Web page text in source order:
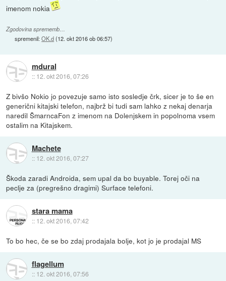
imenom nokia
Zgodovina sprememb…
spremenil:OK.d(12. okt 2016 ob 06:57)
mdural
:: 12. okt 2016, 07:26
Z bivšo Nokio jo povezuje samo isto sosledje črk, sicer je to še en
generični kitajski telefon, najbrž bi tudi sam lahko z nekaj denarja
naredil ŠmarncaFon z imenom na Dolenjskem in popolnoma vsem
ostalim na Kitajskem.
Machete
:: 12. okt 2016, 07:27
Škoda zaradi Androida, sem upal da bo buyable. Torej oči na
peclje za (pregrešno dragimi) Surface telefoni.
stara mama
:: 12. okt 2016, 07:42
To bo hec, če se bo zdaj prodajala bolje, kot jo je prodajal MS
flagellum
:: 12. okt 2016, 07:56